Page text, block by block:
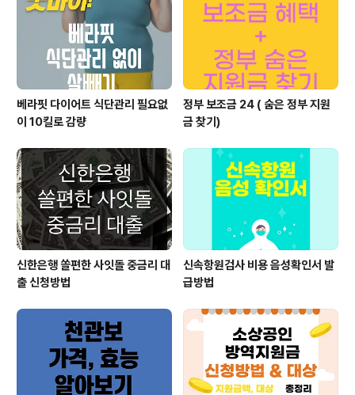
베라핏 다이어트 식단관리 필요없
이 10킬로 감량
정부 보조금 24 ( 숨은 정부 지원
금 찾기)
신한은행 쏠편한 사잇돌 중금리 대
출 신청방법
신속항원검사 비용 음성확인서 발
급방법